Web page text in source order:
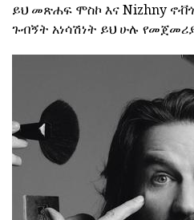
ይህ መጽሐፍ ሞስኮ እና Nizhny
ጉብኝት አነሳሽነት ይህ ሁሉ